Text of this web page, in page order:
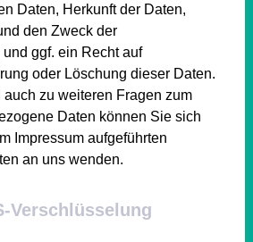
Daten, Herkunft der Daten,
den Zweck der
ggf. ein Recht auf
oder Löschung dieser Daten.
zu weiteren Fragen zum
Daten können Sie sich
Impressum aufgeführten
an uns wenden.
Verschlüsselung